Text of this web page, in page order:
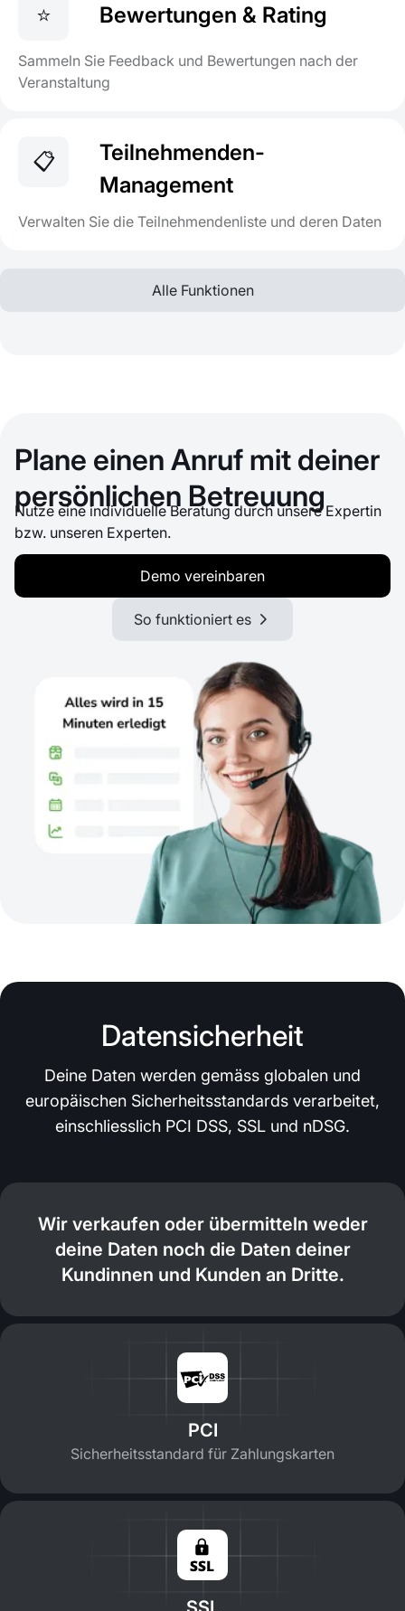
⭐ Bewertungen & Rating
Sammeln Sie Feedback und Bewertungen nach der
Veranstaltung
📋
Teilnehmenden-
Management
Verwalten Sie die Teilnehmendenliste und deren Daten
Alle Funktionen
Plane einen Anruf mit deiner
persönlichen Betreuung
Nutze eine individuelle Beratung durch unsere Expertin
bzw. unseren Experten.
Demo vereinbaren
So funktioniert es
Datensicherheit
Deine Daten werden gemäss globalen und
europäischen Sicherheitsstandards verarbeitet,
einschliesslich PCI DSS, SSL und nDSG.
Wir verkaufen oder übermitteln weder
deine Daten noch die Daten deiner
Kundinnen und Kunden an Dritte.
PCI
Sicherheitsstandard für Zahlungskarten